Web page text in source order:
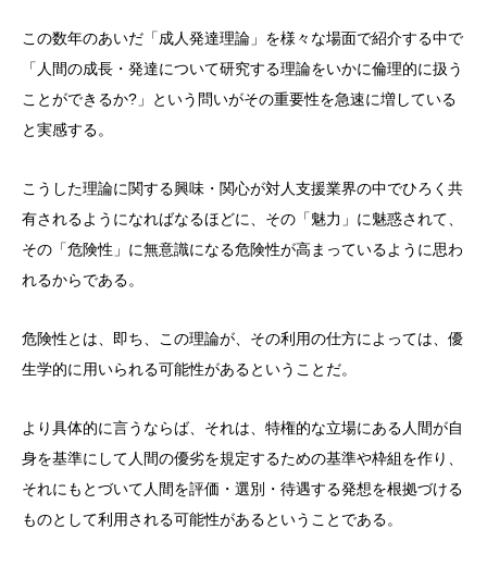
この数年のあいだ「成人発達理論」を様々な場面で紹介する中で
「人間の成長・発達について研究する理論をいかに倫理的に扱う
ことができるか?」という問いがその重要性を急速に増している
と実感する。
こうした理論に関する興味・関心が対人支援業界の中でひろく共
有されるようになればなるほどに、その「魅力」に魅惑されて、
その「危険性」に無意識になる危険性が高まっているように思わ
れるからである。
危険性とは、即ち、この理論が、その利用の仕方によっては、優
生学的に用いられる可能性があるということだ。
より具体的に言うならば、それは、特権的な立場にある人間が自
身を基準にして人間の優劣を規定するための基準や枠組を作り、
それにもとづいて人間を評価・選別・待遇する発想を根拠づける
ものとして利用される可能性があるということである。